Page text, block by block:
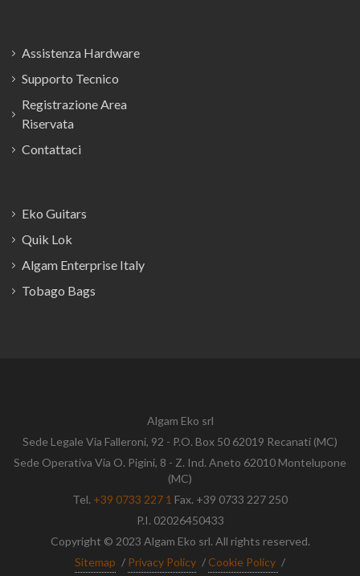
Assistenza Hardware
Supporto Tecnico
Registrazione Area
Riservata
Contattaci
Eko Guitars
Quik Lok
Algam Enterprise Italy
Tobago Bags
Algam Eko srl
Sede Legale Via Falleroni, 92 - P.O. Box 50 62019 Recanati (MC)
Sede Operativa Via O. Pigini, 8 - Z. Ind. Aneto 62010 Montelupone
(MC)
Tel. +39 0733 227 1 Fax. +39 0733 227 250
P.I. 02026450433
Copyright © 2023 Algam Eko srl. All rights reserved.
Sitemap / Privacy Policy / Cookie Policy /